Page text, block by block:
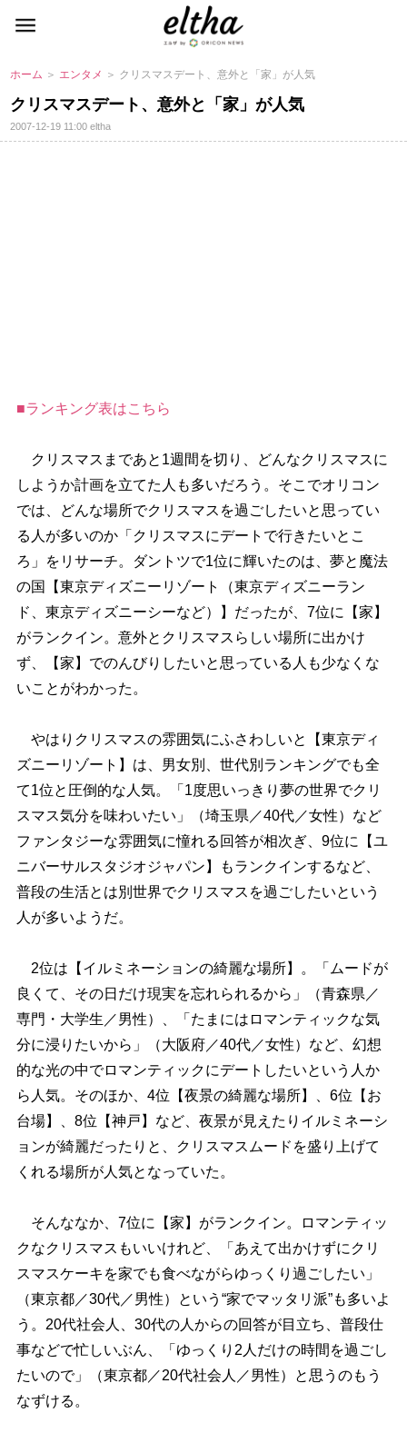
ホーム ＞ エンタメ ＞ クリスマスデート、意外と「家」が人気
クリスマスデート、意外と「家」が人気
2007-12-19 11:00eltha
■ランキング表はこちら
クリスマスまであと1週間を切り、どんなクリスマスに
しようか計画を立てた人も多いだろう。そこでオリコン
では、どんな場所でクリスマスを過ごしたいと思ってい
る人が多いのか「クリスマスにデートで行きたいとこ
ろ」をリサーチ。ダントツで1位に輝いたのは、夢と魔法
の国【東京ディズニーリゾート（東京ディズニーラン
ド、東京ディズニーシーなど）】だったが、7位に【家】
がランクイン。意外とクリスマスらしい場所に出かけ
ず、【家】でのんびりしたいと思っている人も少なくな
いことがわかった。
はりクリスマスの雰囲気にふさわしいと【東京ディ
ズニーリゾート】は、男女別、世代別ランキングでも全
て1位と圧倒的な人気。「1度思いっきり夢の世界でクリ
スマス気分を味わいたい」（埼玉県／40代／女性）など
ファンタジーな雰囲気に憧れる回答が相次ぎ、9位に【ユ
ニバーサルスタジオジャパン】もランクインするなど、
普段の生活とは別世界でクリスマスを過ごしたいという
人が多いようだ。
2位は【イルミネーションの綺麗な場所】。「ムードが
良くて、その日だけ現実を忘れられるから」（青森県／
専門・大学生／男性）、「たまにはロマンティックな気
分に浸りたいから」（大阪府／40代／女性）など、幻想
的な光の中でロマンティックにデートしたいという人か
ら人気。そのほか、4位【夜景の綺麗な場所】、6位【お
台場】、8位【神戸】など、夜景が見えたりイルミネーシ
ョンが綺麗だったりと、クリスマスムードを盛り上げて
くれる場所が人気となっていた。
そんななか、7位に【家】がランクイン。ロマンティッ
クなクリスマスもいいけれど、「あえて出かけずにクリ
スマスケーキを家でも食べながらゆっくり過ごしたい」
（東京都／30代／男性）という“家でマッタリ派”も多いよ
う。20代社会人、30代の人からの回答が目立ち、普段仕
事などで忙しいぶん、「ゆっくり2人だけの時間を過ごし
たいので」（東京都／20代社会人／男性）と思うのもう
なずける。